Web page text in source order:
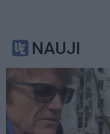
NAUJI